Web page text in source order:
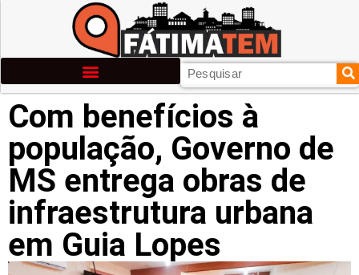
Com benefícios à
população, Governo de
MS entrega obras de
infraestrutura urbana
em Guia Lopes